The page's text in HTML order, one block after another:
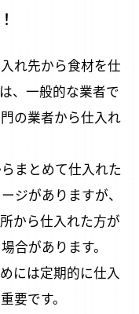
れ先から食材を仕
、一般的な業者で
の業者から仕入れ
まとめて仕入れた
ジがありますが、
から仕入れた方が
合があります。
には定期的に仕入
要です。